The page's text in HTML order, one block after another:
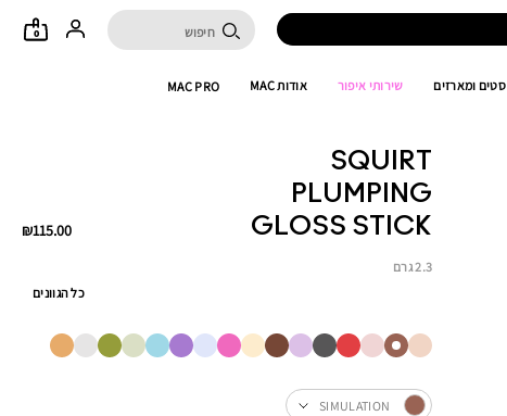
0
סטים ומארזים שירותי איפור אודות MAC MAC PRO
SQUIRT
PLUMPING
GLOSS STICK
₪115.00
2.3 גרם
כל הגוונים
SIMULATION